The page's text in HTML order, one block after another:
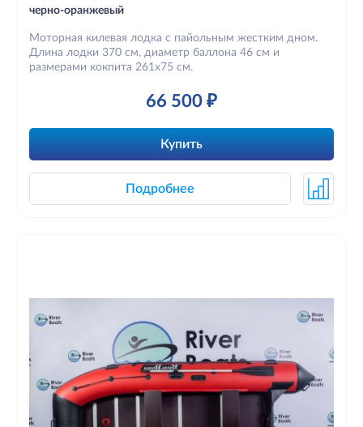
черно-оранжевый
Моторная килевая лодка с пайольным жестким дном.
Длина лодки 370 см, диаметр баллона 46 см и
размерами кокпита 261х75 см.
66 500 ₽
Купить
Подробнее